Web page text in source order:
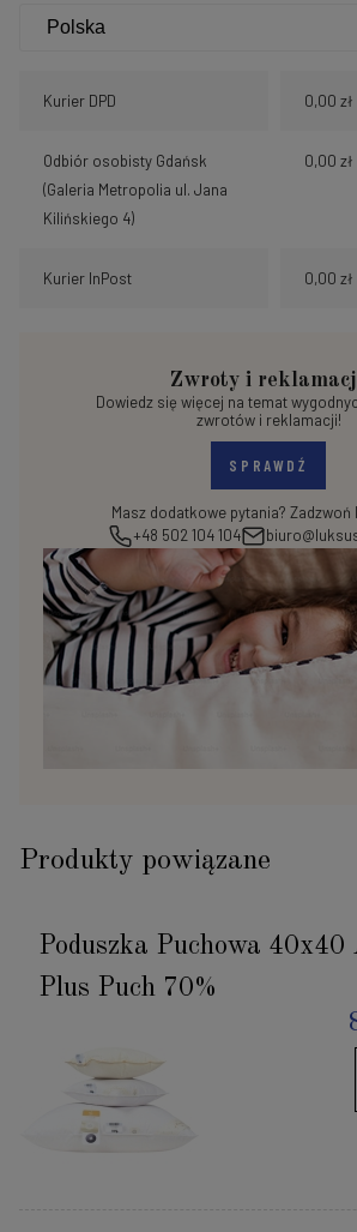
Kurier DPD 0,00 zł
Odbiór osobisty Gdańsk
(Galeria Metropolia ul. Jana
Kilińskiego 4)
0,00 zł
Kurier InPost 0,00 zł
Zwroty i
Dowiedz się więcej na temat
zwrotów i reklamacji!
SPRAWDŹ
Masz dodatkowe pytania? Zadzwoń
+48 502 104 104
Produkty powiązane
Poduszka Puchowa 40x40
Plus Puch 70%